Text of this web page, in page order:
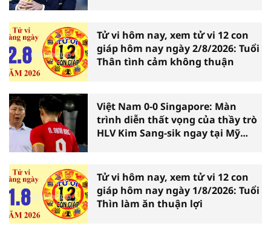
Tử vi hôm nay, xem tử vi 12 con
giáp hôm nay ngày 2/8/2026: Tuổi
Thân tình cảm không thuận
Việt Nam 0-0 Singapore: Màn
trình diễn thất vọng của thầy trò
HLV Kim Sang-sik ngay tại Mỹ
Tử vi hôm nay, xem tử vi 12 con
giáp hôm nay ngày 1/8/2026: Tuổi
Thìn làm ăn thuận lợi